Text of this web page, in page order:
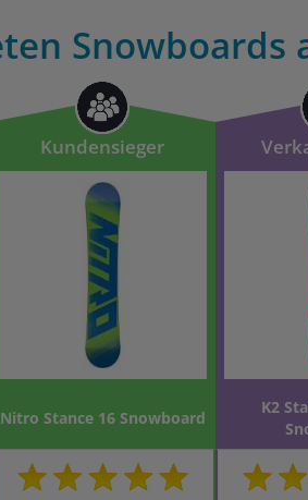
Snowboards
Kundensieger
Nitro Stance 16 Snowboard
K2